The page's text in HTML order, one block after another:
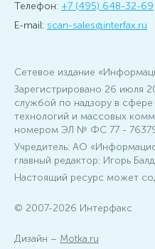
Сетевое издание
Зарегистрировано 26 июля
службой по надзору в
технологий и массовых
номером ЭЛ № ФС 77 -
Учредитель: АО
главный редактор: Игорь
Настоящий ресурс может
© 2007-2026 Интерфакс
Дизайн – Motka.ru
Телефон: +7 (495) 648-32-69
E-mail: scan-sales@interfax.ru